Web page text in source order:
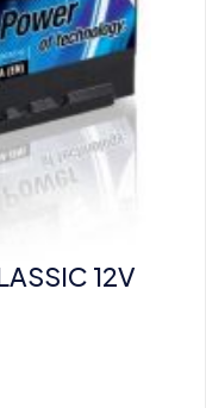
12V